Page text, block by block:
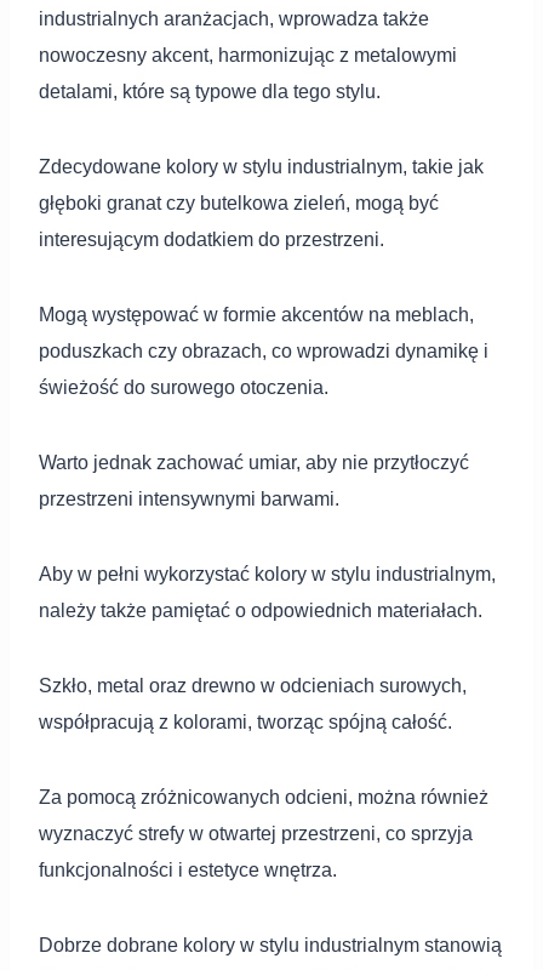
industrialnych aranżacjach, wprowadza także
nowoczesny akcent, harmonizując z metalowymi
detalami, które są typowe dla tego stylu.
Zdecydowane kolory w stylu industrialnym, takie jak
głęboki granat czy butelkowa zieleń, mogą być
interesującym dodatkiem do przestrzeni.
Mogą występować w formie akcentów na meblach,
poduszkach czy obrazach, co wprowadzi dynamikę i
świeżość do surowego otoczenia.
Warto jednak zachować umiar, aby nie przytłoczyć
przestrzeni intensywnymi barwami.
Aby w pełni wykorzystać kolory w stylu industrialnym,
należy także pamiętać o odpowiednich materiałach.
Szkło, metal oraz drewno w odcieniach surowych,
współpracują z kolorami, tworząc spójną całość.
Za pomocą zróżnicowanych odcieni, można również
wyznaczyć strefy w otwartej przestrzeni, co sprzyja
funkcjonalności i estetyce wnętrza.
Dobrze dobrane kolory w stylu industrialnym stanowią